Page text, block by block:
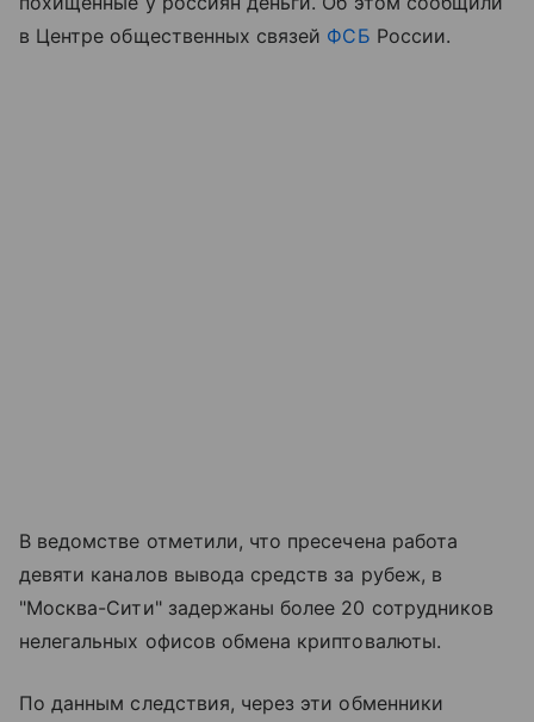
в Центре общественных связей ФСБ России.
В ведомстве отметили, что пресечена работа
девяти каналов вывода средств за рубеж, в
"Москва-Сити" задержаны более 20 сотрудников
нелегальных офисов обмена криптовалюты.
По данным следствия, через эти обменники